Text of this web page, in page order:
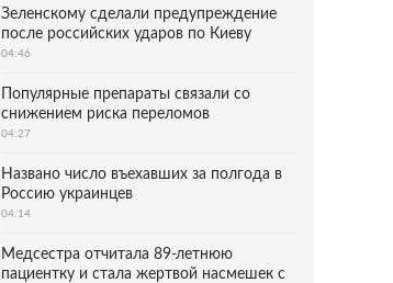
Зеленскому сделали предупреждение
после российских ударов по Киеву
04:46
Популярные препараты связали со
снижением риска переломов
04:27
Названо число въехавших за полгода в
Россию украинцев
04:14
Медсестра отчитала 89-летнюю
пациентку и стала жертвой насмешек с